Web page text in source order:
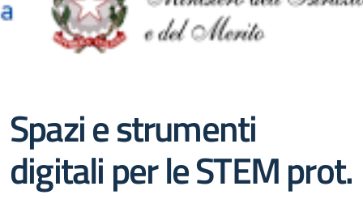
Spazi e strumenti
digitali per le STEM prot.